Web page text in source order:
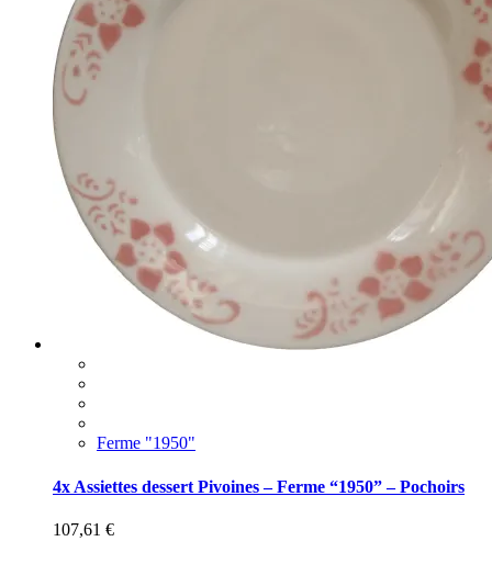
Ferme "1950"
4x Assiettes dessert Pivoines – Ferme “1950” – Pochoirs
107,61 €